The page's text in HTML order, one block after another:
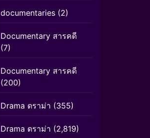
documentaries (2)
Documentary สารคดี
(7)
Documentary สารคดี
(200)
Drama ดราม่า (355)
Drama ดราม่า (2,819)